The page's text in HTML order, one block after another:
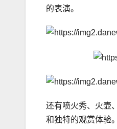
的表演。
还有喷火秀、火壶
和独特的观赏体验。